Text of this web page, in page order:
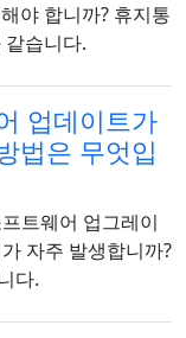
야 합니까? 휴지통
습니다.
업데이트가
법은 무엇입
트웨어 업그레이
자주 발생합니까?
다.